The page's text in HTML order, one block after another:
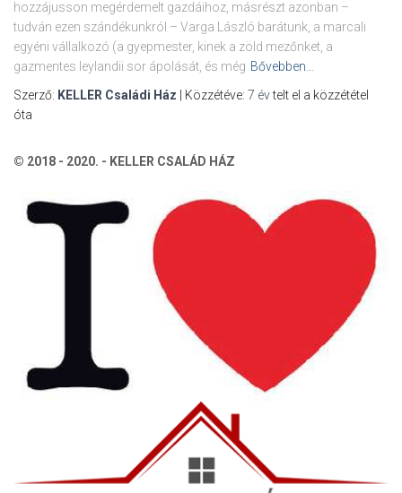
hozzájusson megérdemelt gazdáihoz, másrészt azonban –
tudván ezen szándékunkról – Varga László barátunk, a marcali
egyéni vállalkozó (a gyepmester, kinek a zöld mezőnket, a
gazmentes leylandii sor ápolását, és még Bővebben…
Szerző: KELLER Családi Ház | Közzétéve: 7 évtelt el a közzététel
óta
© 2018 - 2020. - KELLER CSALÁD HÁZ